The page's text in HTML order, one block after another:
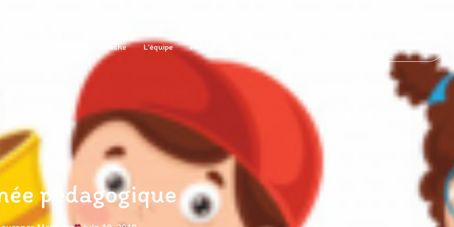
La Micro-crèche L’équipe Pré-inscription
pédagogique